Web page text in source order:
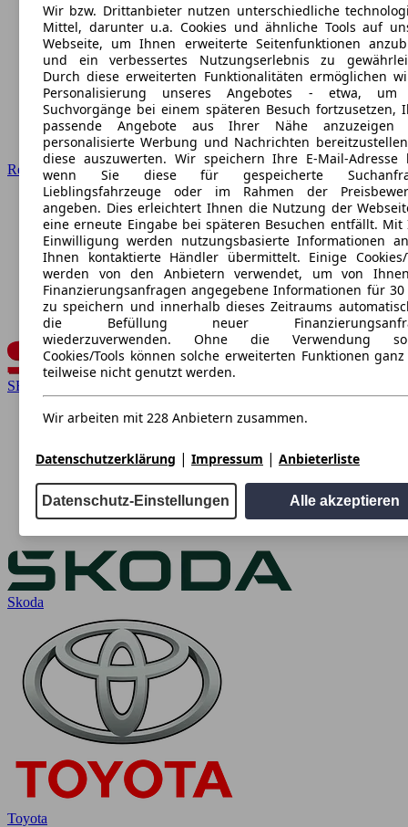
Renault
SEAT
Skoda
Toyota
Wir bzw. Drittanbieter nutzen unterschiedliche
Mittel, darunter u.a. Cookies und ähnliche Tools auf
Webseite, um Ihnen erweiterte Seitenfunktionen
und ein verbessertes Nutzungserlebnis zu
Durch diese erweiterten Funktionalitäten ermöglichen
Personalisierung unseres Angebotes - etwa, um
Suchvorgänge bei einem späteren Besuch fortzusetzen,
passende Angebote aus Ihrer Nähe anzuzeigen
personalisierte Werbung und Nachrichten
diese auszuwerten. Wir speichern Ihre E-Mail-Adresse
wenn Sie diese für gespeicherte
Lieblingsfahrzeuge oder im Rahmen der
angeben. Dies erleichtert Ihnen die Nutzung der
eine erneute Eingabe bei späteren Besuchen entfällt. Mit
Einwilligung werden nutzungsbasierte Informationen
Ihnen kontaktierte Händler übermittelt. Einige Cookies/
werden von den Anbietern verwendet, um von
Finanzierungsanfragen angegebene Informationen für 30
zu speichern und innerhalb dieses Zeitraums
die Befüllung neuer
wiederzuverwenden. Ohne die Verwendung
Cookies/Tools können solche erweiterten Funktionen
teilweise nicht genutzt werden.
Wir arbeiten mit 228 Anbietern zusammen.
Datenschutzerklärung | Impressum | Anbieterliste
Datenschutz-Einstellungen Alle akzeptieren